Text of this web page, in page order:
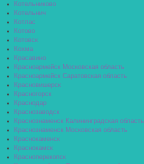
Котельниково
Котельнич
Котлас
Котово
Котовск
Кохма
Красавино
Красноармейск Московская область
Красноармейск Саратовская область
Красновишерск
Красногорск
Краснодар
Краснозаводск
Краснознаменск Калининградская область
Краснознаменск Московская область
Краснокаменск
Краснокамск
Красноперекопск